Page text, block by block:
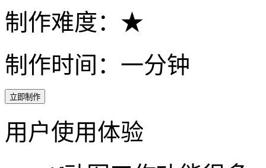
立即制作
用户使用体验
soogif动图工作功能很多
我做电商运营的，一直